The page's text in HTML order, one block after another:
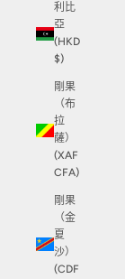
利比
亞
(HKD
$)
剛果
（布
拉
薩）
(XAF
CFA)
剛果
（金
夏
沙）
(CDF